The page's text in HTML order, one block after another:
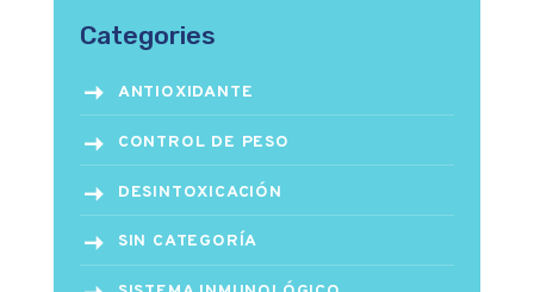
Categories
ANTIOXIDANTE
CONTROL DE PESO
DESINTOXICACIÓN
SIN CATEGORÍA